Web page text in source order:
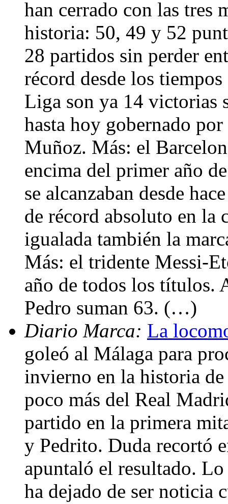
han cerrado con las tres
historia: 50, 49 y 52
28 partidos sin perder
récord desde los
Liga son ya 14 victorias
hasta hoy gobernado
Muñoz. Más: el
encima del primer año
se alcanzaban desde
de récord absoluto en la
igualada también la
Más: el tridente Messi-
año de todos los títulos.
Pedro suman 63. (…)
Diario Marca: La
goleó al Málaga para
invierno en la historia de
poco más del Real
partido en la primera
y Pedrito. Duda recortó
apuntaló el resultado.
ha dejado de ser noticia